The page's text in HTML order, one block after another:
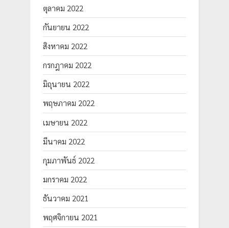
ตุลาคม 2022
กันยายน 2022
สิงหาคม 2022
กรกฎาคม 2022
มิถุนายน 2022
พฤษภาคม 2022
เมษายน 2022
มีนาคม 2022
กุมภาพันธ์ 2022
มกราคม 2022
ธันวาคม 2021
พฤศจิกายน 2021